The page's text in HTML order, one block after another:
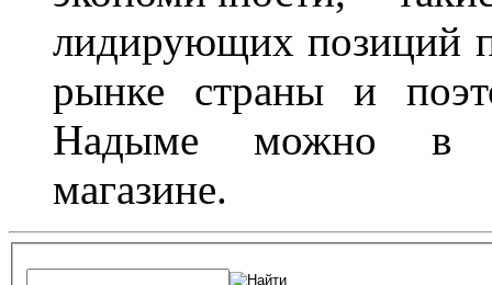
лидирующих позиций
рынке страны и
Надыме можно в
магазине.